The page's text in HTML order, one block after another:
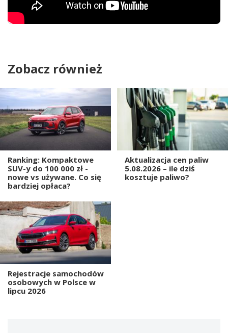
Zobacz również
Ranking: Kompaktowe
SUV-y do 100 000 zł -
nowe vs używane. Co się
bardziej opłaca?
Aktualizacja cen paliw
5.08.2026 – ile dziś
kosztuje paliwo?
Rejestracje samochodów
osobowych w Polsce w
lipcu 2026